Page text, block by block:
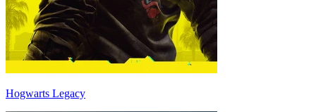
Hogwarts Legacy